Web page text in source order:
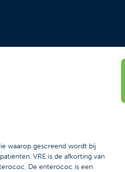
waarop gescreend wordt bij
VRE is de afkorting van
De enterococ is een